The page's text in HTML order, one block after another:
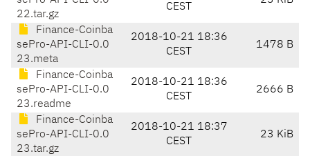
22.tar.gz
CEST
Finance-Coinba
sePro-API-CLI-0.0
23.meta
2018-10-21 18:36
CEST
1478 B
Finance-Coinba
sePro-API-CLI-0.0
23.readme
2018-10-21 18:36
CEST
2666 B
Finance-Coinba
sePro-API-CLI-0.0
23.tar.gz
2018-10-21 18:37
CEST
23 KiB